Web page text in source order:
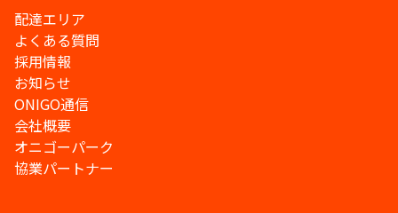
配達エリア
よくある質問
採用情報
お知らせ
ONIGO通信
会社概要
オニゴーパーク
協業パートナー